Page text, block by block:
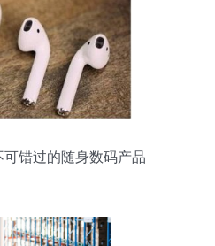
错过的随身数码产品